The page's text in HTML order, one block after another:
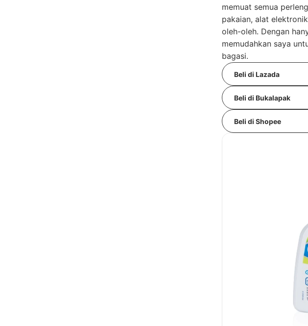
memuat semua
pakaian, alat
oleh-oleh. Dengan
memudahkan saya
bagasi.
Beli di Lazada
Beli di Bukalapak
Beli di Shopee